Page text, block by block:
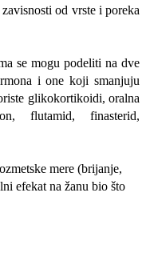
od vrste i poreka
se mogu podeliti na dve
i one koji smanjuju
glikokortikoidi, oralna
flutamid, finasterid,
mere (brijanje,
efekat na žanu bio što